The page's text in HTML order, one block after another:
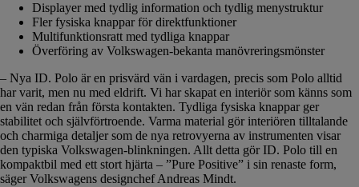
Displayer med tydlig information och tydlig menystruktur
Fler fysiska knappar för direktfunktioner
Multifunktionsratt med tydliga knappar
Överföring av Volkswagen-bekanta manövreringsmönster
– Nya ID. Polo är en prisvärd vän i vardagen, precis som Polo alltid
har varit, men nu med eldrift. Vi har skapat en interiör som känns som
en vän redan från första kontakten. Tydliga fysiska knappar ger
stabilitet och självförtroende. Varma material gör interiören tilltalande
och charmiga detaljer som de nya retrovyerna av instrumenten visar
den typiska Volkswagen-blinkningen. Allt detta gör ID. Polo till en
kompaktbil med ett stort hjärta – ”Pure Positive” i sin renaste form,
säger Volkswagens designchef Andreas Mindt.